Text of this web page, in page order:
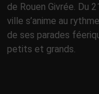
de Rouen Givrée. Du
ville s’anime au
de ses parades
petits et grands.